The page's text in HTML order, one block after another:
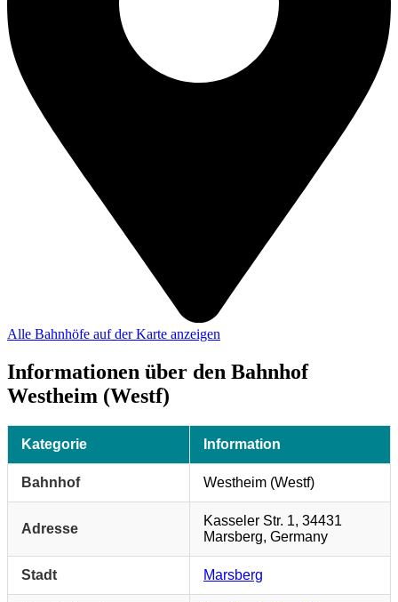
Alle Bahnhöfe auf der Karte anzeigen
Informationen über den Bahnhof
Westheim (Westf)
Kategorie Information
Bahnhof Westheim (Westf)
Adresse
Kasseler Str. 1, 34431
Marsberg, Germany
Stadt Marsberg